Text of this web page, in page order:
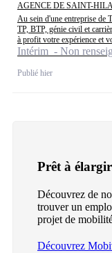
AGENCE DE SAINT-
Au sein d'une entreprise de
TP, BTP, génie civil et
à profit votre expérience et
Intérim - Non
Publié hier
Prêt à
Découvrez de
trouver un
projet de
Découvrez